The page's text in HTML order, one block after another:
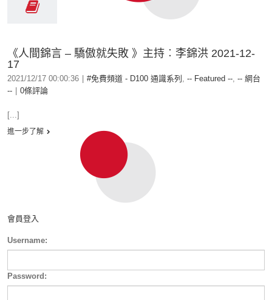
《人間錦言 – 驕傲就失敗 》主持︰李錦洪 2021-12-
17
2021/12/17 00:00:36 #免費頻道 - D100 通識系列 , -- Featured --, -- 網台
--
0條評論
[...]
進一步了解
會員登入
Username:
Password: